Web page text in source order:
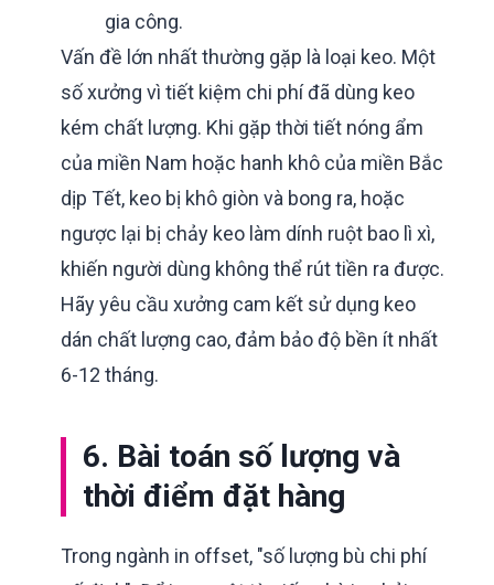
gia công.
Vấn đề lớn nhất thường gặp là loại keo. Một
số xưởng vì tiết kiệm chi phí đã dùng keo
kém chất lượng. Khi gặp thời tiết nóng ẩm
của miền Nam hoặc hanh khô của miền Bắc
dịp Tết, keo bị khô giòn và bong ra, hoặc
ngược lại bị chảy keo làm dính ruột bao lì xì,
khiến người dùng không thể rút tiền ra được.
Hãy yêu cầu xưởng cam kết sử dụng keo
dán chất lượng cao, đảm bảo độ bền ít nhất
6-12 tháng.
6. Bài toán số lượng và
thời điểm đặt hàng
Trong ngành in offset, "số lượng bù chi phí